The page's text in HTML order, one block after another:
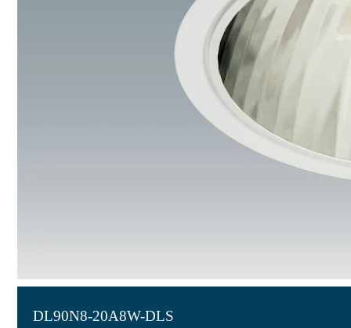
DL90N8-20A8W-DLS